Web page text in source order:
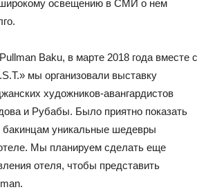
широкому освещению в СМИ о нем
Baku, в марте 2018 года вместе с
мы организовали выставку
художников-авангардистов
и Рубабы. Было приятно показать
бакинцам уникальные шедевры
Мы планируем сделать еще
отеля, чтобы представить